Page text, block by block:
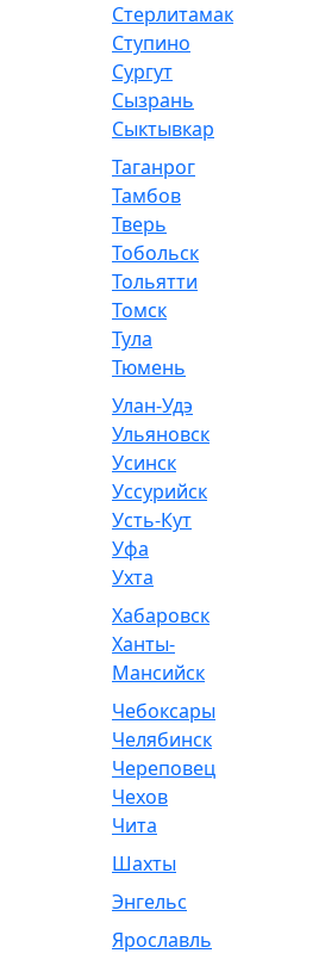
Стерлитамак
Ступино
Сургут
Сызрань
Сыктывкар
Таганрог
Тамбов
Тверь
Тобольск
Тольятти
Томск
Тула
Тюмень
Улан-Удэ
Ульяновск
Усинск
Уссурийск
Усть-Кут
Уфа
Ухта
Хабаровск
Ханты-
Мансийск
Чебоксары
Челябинск
Череповец
Чехов
Чита
Шахты
Энгельс
Ярославль